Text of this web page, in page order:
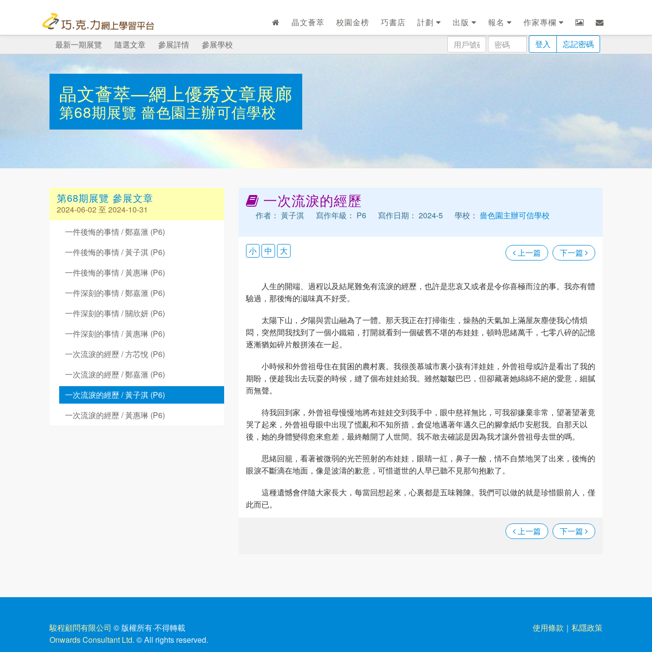
晶文薈萃 校園金榜 巧書店 計劃 出版 報名
作家專欄
用
戶
密
碼
登入 忘記密碼
最新一期展覽 隨選文章 參展詳情 參展學校
晶文薈萃—網上優秀文章展廊
第68期展覽 嗇色園主辦可信學校
第68期展覽 參展文章
2024-06-02 至 2024-10-31
一件後悔的事情 / 鄭嘉滙 (P6)
一件後悔的事情 / 黃子淇 (P6)
一件後悔的事情 / 黃惠琳 (P6)
一件深刻的事情 / 鄭嘉滙 (P6)
一件深刻的事情 / 關欣妍 (P6)
一件深刻的事情 / 黃惠琳 (P6)
一次流淚的經歷 / 方芯悅 (P6)
一次流淚的經歷 / 鄭嘉滙 (P6)
一次流淚的經歷 / 黃子淇 (P6)
一次流淚的經歷 / 黃惠琳 (P6)
一次流淚的經歷
作者： 黃子淇 寫作年級： P6 寫作日期： 2024-5 學校： 嗇色園主辦可信學校
上一篇 下一篇
小 中 大
人生的開端、過程以及結尾難免有流淚的經歷，也許是悲哀又或者是令你喜極而泣的事。我亦有體
驗過，那後悔的滋味真不好受。
太陽下山，夕陽與雲山融為了一體。那天我正在打掃衞生，燥熱的天氣加上滿屋灰塵使我心情煩
悶，突然間我找到了一個小鐵箱，打開就看到一個破舊不堪的布娃娃，頓時思緒萬千，七零八碎的記憶
逐漸猶如碎片般拼湊在一起。
小時候和外曾祖母住在貧困的農村裏。我很羨慕城市裏小孩有洋娃娃，外曾祖母或許是看出了我的
期盼，便趁我出去玩耍的時候，縫了個布娃娃給我。雖然皺皺巴巴，但卻藏著她綿綿不絕的愛意，細膩
而無聲。
待我回到家，外曾祖母慢慢地將布娃娃交到我手中，眼中慈祥無比，可我卻嫌棄非常，望著望著竟
哭了起來，外曾祖母眼中出現了慌亂和不知所措，倉促地邁著年邁久已的腳拿紙巾安慰我。自那天以
後，她的身體變得愈來愈差，最終離開了人世間。我不敢去確認是因為我才讓外曾祖母去世的嗎。
思緒回籠，看著被微弱的光芒照射的布娃娃，眼睛一紅，鼻子一酸，情不自禁地哭了出來，後悔的
眼淚不斷滴在地面，像是波濤的歉意，可惜逝世的人早已聽不見那句抱歉了。
這種遺憾會伴隨大家長大，每當回想起來，心裏都是五味雜陳。我們可以做的就是珍惜眼前人，僅
此而已。
上一篇 下一篇
駿程顧問有限公司 © 版權所有·不得轉載
Onwards Consultant Ltd. © All rights reserved.
使用條款 ｜ 私隱政策